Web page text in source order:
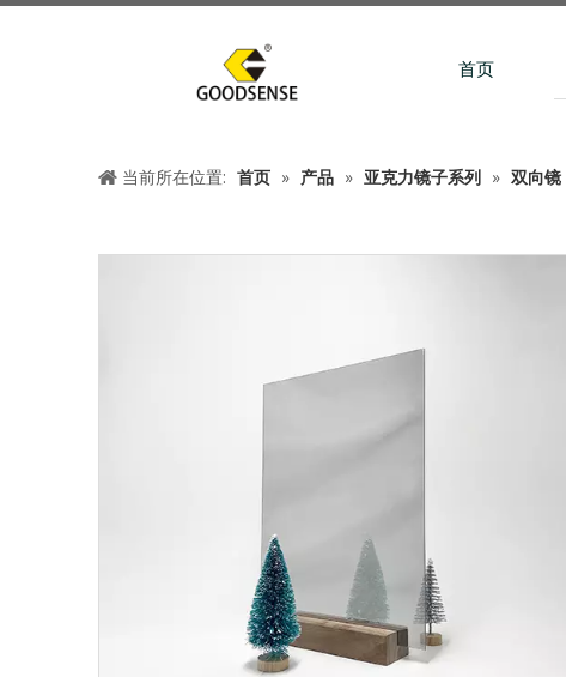
首页
当前所在位置: 首页 » 产品 » 亚克力镜子系列 » 双向镜